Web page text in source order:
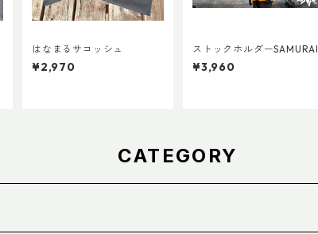
はなまるサコッシュ
¥2,970
ストックホルダーSAMURAI
¥3,960
CATEGORY